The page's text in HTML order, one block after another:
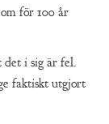
för 100 år
i sig är fel.
faktiskt utgjort